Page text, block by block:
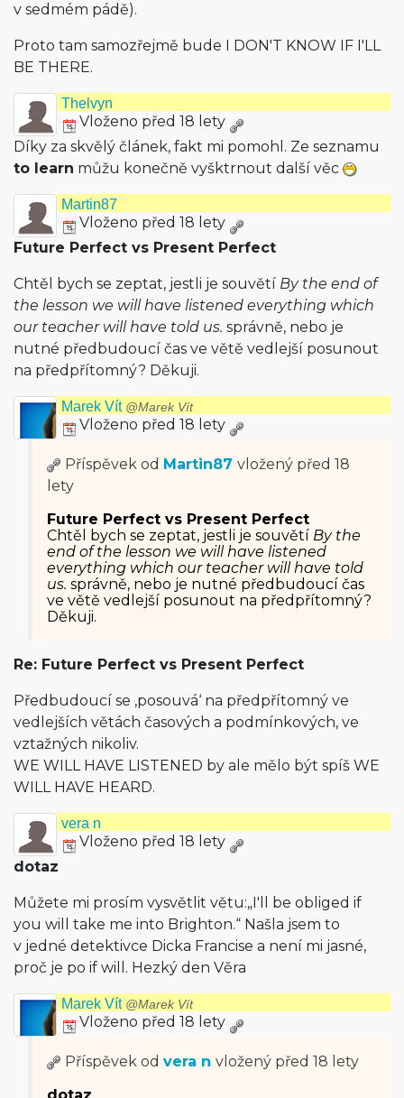
v sedmém pádě).
Proto tam samozřejmě bude I DON'T KNOW IF I'LL
BE THERE.
Thelvyn
Vloženo před 18 lety
Díky za skvělý článek, fakt mi pomohl. Ze seznamu
to learn můžu konečně vyšktrnout další věc
Martin87
Vloženo před 18 lety
Future Perfect vs Present Perfect
Chtěl bych se zeptat, jestli je souvětí By the end of
the lesson we will have listened everything which
our teacher will have told us. správně, nebo je
nutné předbudoucí čas ve větě vedlejší posunout
na předpřítomný? Děkuji.
Marek Vít @Marek Vít
Vloženo před 18 lety
Příspěvek od Martin87 vložený před 18
lety
Future Perfect vs Present Perfect
Chtěl bych se zeptat, jestli je souvětí By the
end of the lesson we will have listened
everything which our teacher will have told
us. správně, nebo je nutné předbudoucí čas
ve větě vedlejší posunout na předpřítomný?
Děkuji.
Re: Future Perfect vs Present Perfect
Předbudoucí se ‚posouvá‘ na předpřítomný ve
vedlejších větách časových a podmínkových, ve
vztažných nikoliv.
WE WILL HAVE LISTENED by ale mělo být spíš WE
WILL HAVE HEARD.
vera n
Vloženo před 18 lety
dotaz
Můžete mi prosím vysvětlit větu:„I'll be obliged if
you will take me into Brighton.“ Našla jsem to
v jedné detektivce Dicka Francise a není mi jasné,
proč je po if will. Hezký den Věra
Marek Vít @Marek Vít
Vloženo před 18 lety
Příspěvek od vera n vložený před 18 lety